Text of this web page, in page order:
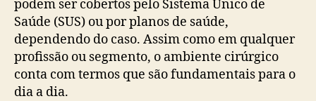
podem ser cobertos pelo Sistema Único de
Saúde (SUS) ou por planos de saúde,
dependendo do caso. Assim como em qualquer
profissão ou segmento, o ambiente cirúrgico
conta com termos que são fundamentais para o
dia a dia.